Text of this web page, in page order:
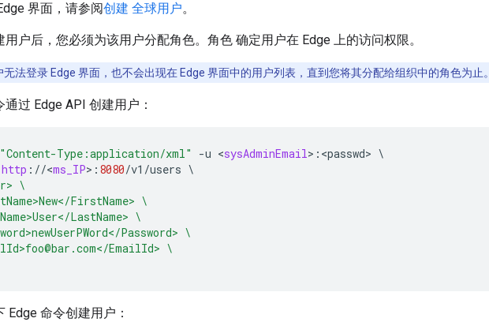
界面，请参阅创建 全球用户。
户后，您必须为该用户分配角色。角色 确定用户在 Edge 上的访问权限。
无法登录 Edge 界面，也不会出现在 Edge 界面中的用户列表，直到您将其分配给组织中的角色为止。
过 Edge API 创建用户：
"Content-Type:application/xml" -u <sysAdminEmail> : <passwd> \
http : //<ms_IP> : 8080/v1 /users \
\
FirstName> \
LastName> \
Password> \
EmailId> \
Edge 命令创建用户：